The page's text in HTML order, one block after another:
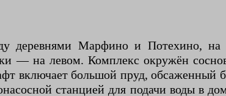
деревнями Марфино и Потехино,
— на левом. Комплекс окружён
включает большой пруд, обсаженный
станцией для подачи воды в